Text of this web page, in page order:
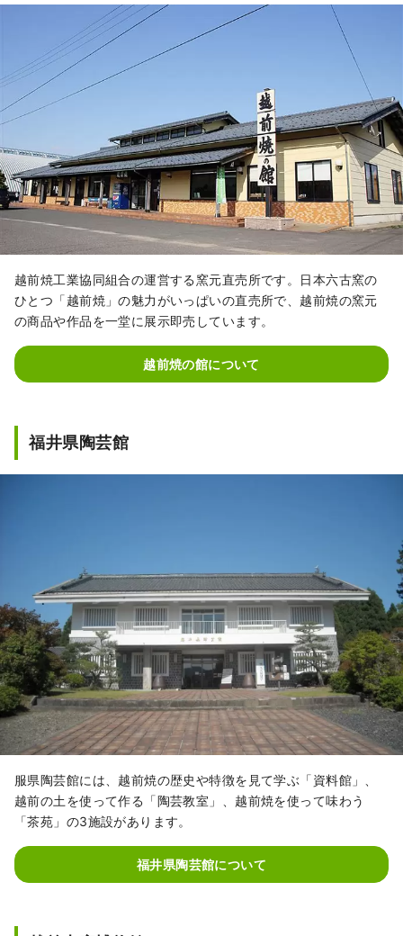
芸村周辺に工房やギャラリーを構え創
作活動に励んでいます。
100選に選ばれているその広大な越前
陶芸公園を中心に、越前焼を見る・作
る・使うことが出来るできる福井県陶
芸館、越前焼後継者育成の拠点である
福井県窯業指導分所、越前焼を買うこ
とが出来る「越前焼の館」や、越前焼
のカップでコーヒーが楽しめる「越前
陶芸村文化交流会館」、その他、お食
越前焼工業協同組合の運営する窯元直売所です。日本六古窯の
ひとつ「越前焼」の魅力がいっぱいの直売所で、越前焼の窯元
の商品や作品を一堂に展示即売しています。
越前焼の館について
福井県陶芸館
服県陶芸館には、越前焼の歴史や特徴を見て学ぶ「資料館」、
越前の土を使って作る「陶芸教室」、越前焼を使って味わう
「茶苑」の3施設があります。
福井県陶芸館について